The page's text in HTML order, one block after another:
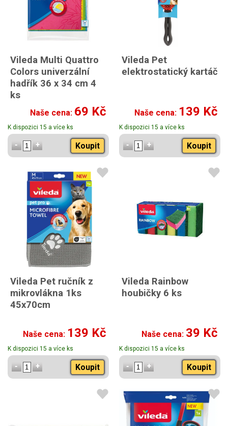
Vileda Multi Quattro
Colors univerzální
hadřík 36 x 34 cm 4
ks
Naše cena: 69 Kč
K dispozici 15 a více ks
Koupit
Vileda Pet
elektrostatický kartáč
Naše cena: 139 Kč
K dispozici 15 a více ks
Koupit
Vileda Pet ručník z
mikrovlákna 1ks
45x70cm
Naše cena: 139 Kč
K dispozici 15 a více ks
Koupit
Vileda Rainbow
houbičky 6 ks
Naše cena: 39 Kč
K dispozici 15 a více ks
Koupit